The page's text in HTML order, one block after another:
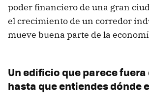
poder financiero de una gran
el crecimiento de un corredor
mueve buena parte de la
Un edificio que parece fuera
hasta que entiendes dónde